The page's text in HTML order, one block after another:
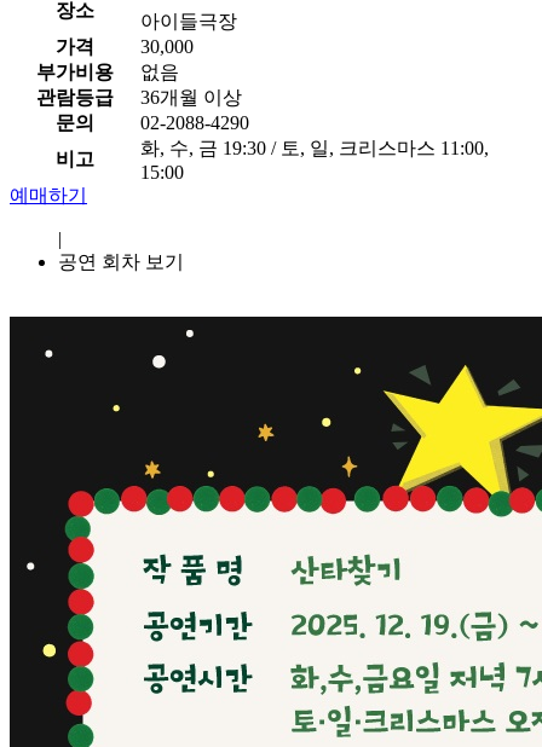
장소
아이들극장
가격
30,000
부가비용
없음
관람등급
36개월 이상
문의
02-2088-4290
비고
화, 수, 금 19:30 / 토, 일, 크리스마스 11:00,
15:00
예매하기
|
공연 회차 보기